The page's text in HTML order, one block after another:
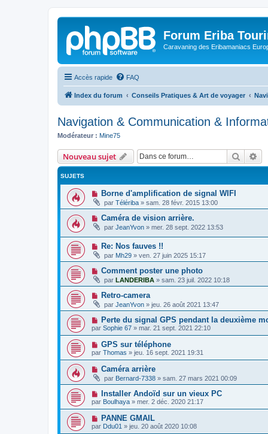
Forum Eriba
Caravaning des Eribamaniacs
Accès rapide FAQ
Index du forum Conseils Pratiques & Art de voyager
Navigation & Communication &
Modérateur : Mine75
Nouveau sujet
SUJETS
Borne d'amplification de signal WIFI
par Télériba » sam. 28 févr. 2015 13:00
Caméra de vision arrière.
par JeanYvon » mer. 28 sept. 2022 13:53
Re: Nos fauves !!
par Mh29 » ven. 27 juin 2025 15:17
Comment poster une photo
par LANDERIBA » sam. 23 juil. 2022 10:18
Retro-camera
par JeanYvon » jeu. 26 août 2021 13:47
Perte du signal GPS pendant la deuxième
par Sophie 67 » mar. 21 sept. 2021 22:10
GPS sur téléphone
par Thomas » jeu. 16 sept. 2021 19:31
Caméra arrière
par Bernard-7338 » sam. 27 mars 2021 00:09
Installer Andoïd sur un vieux PC
par Boulhaya » mer. 2 déc. 2020 21:17
PANNE GMAIL
par Ddu01 » jeu. 20 août 2020 10:08